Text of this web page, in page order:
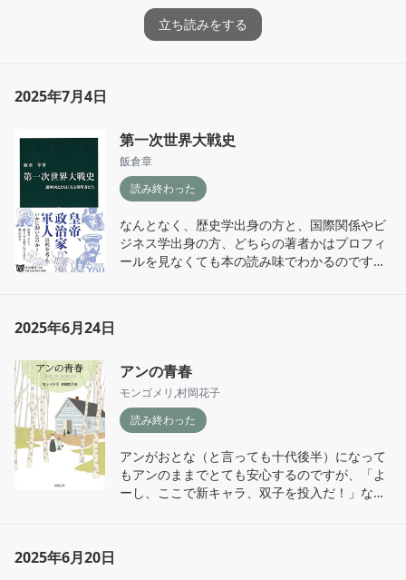
まで毎日綴った読書日記です。
本が読めないと嘆き、そしてまた本を読む。そ
うした、普通の日々を、毎日の日付とともに読
了ページ数が表示される『失われた時を求め
て』に寄り添われるようにしながら書き続けら
れた、ただただ読書は楽しいなあと、そんな気
持ちになる約一年間の日記です。
どうやって見つけたのかよく覚えていません
になってしまったので、では当店から出しまし
ょう！　ということで生まれたのが本書です。
柿内さんとは、先の文学フリマが初対面だった
と記憶していたのですが、重版するために先
日、同日記を読み返したところ、その前に友田
とんさんとぼくのトークイベントに柿内さんが
来てくださって、その翌日に当店にも来た（行
った）、という事が書かれていました。たしか
立ち読みをする
2025年7月4日
第一次世界大戦史
飯倉章
読み終わった
なんとなく、歴史学出身の方と、国際関係やビ
ジネス学出身の方、どちらの著者かはプロフィ
ールを見なくても本の読み味でわかるのです
いう思いを新たにしましたので、なにか他の本
も読みたいなと思っています。
2025年6月24日
アンの青春
モンゴメリ ,村岡花子
読み終わった
アンがおとな（と言っても十代後半）になって
もアンのままでとても安心するのですが、「よ
ーし、ここで新キャラ、双子を投入だ！」な
2025年6月20日